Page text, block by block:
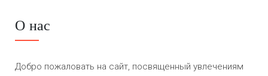
О нас
Добро пожаловать на сайт, посвященный увлечениям